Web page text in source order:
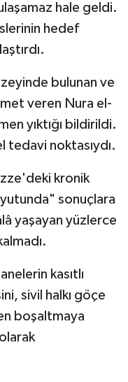
hale geldi.
hedef
bulunan ve
veren Nura el-
yıktığı bildirildi.
tedavi noktasıydı.
kronik
sonuçlara
yaşayan yüzlerce
kasıtlı
sivil halkı göçe
boşaltmaya